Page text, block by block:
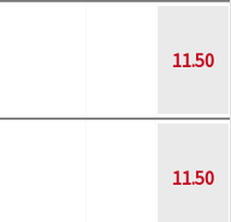
11.50
11.50